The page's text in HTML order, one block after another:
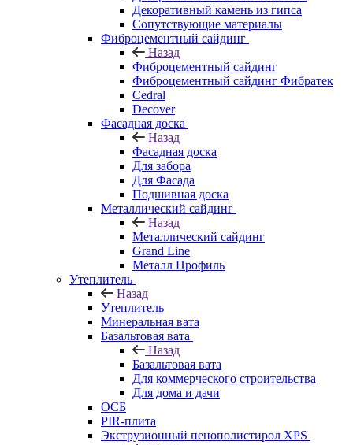
Декоративный камень из гипса
Сопутствующие материалы
Фиброцементный сайдинг
Назад
Фиброцементный сайдинг
Фиброцементный сайдинг Фибратек
Cedral
Decover
Фасадная доска
Назад
Фасадная доска
Для забора
Для Фасада
Подшивная доска
Металлический сайдинг
Назад
Металлический сайдинг
Grand Line
Металл Профиль
Утеплитель
Назад
Утеплитель
Минеральная вата
Базальтовая вата
Назад
Базальтовая вата
Для коммерческого строительства
Для дома и дачи
ОСБ
PIR-плита
Экструзионный пенополистирол XPS